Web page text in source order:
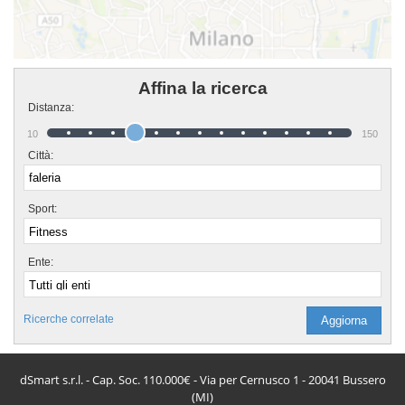
Affina la ricerca
Distanza:
10 150
Città:
Sport:
Ente:
Ricerche correlate
dSmart s.r.l. - Cap. Soc. 110.000€ - Via per Cernusco 1 - 20041 Bussero
(MI)